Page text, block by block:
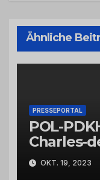
Ähnliche
PRESSEPORTAL
POL-
Charles-
Bad
OKT. 19, 2023